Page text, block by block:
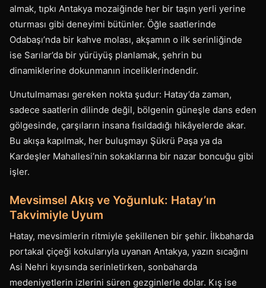
almak, tıpkı Antakya mozaiğinde her bir taşın yerli yerine
oturması gibi deneyimi bütünler. Öğle saatlerinde
Odabaşı’nda bir kahve molası, akşamın o ilk serinliğinde
ise Sarılar’da bir yürüyüş planlamak, şehrin bu
dinamiklerine dokunmanın inceliklerindendir.
Unutulmaması gereken nokta şudur: Hatay’da zaman,
sadece saatlerin dilinde değil, bölgenin güneşle dans eden
gölgesinde, çarşıların insana fısıldadığı hikâyelerde akar.
Bu akışa kapılmak, her buluşmayı Şükrü Paşa ya da
Kardeşler Mahallesi’nin sokaklarına bir nazar boncuğu gibi
işler.
Mevsimsel Akış ve Yoğunluk: Hatay’ın
Takvimiyle Uyum
Hatay, mevsimlerin ritmiyle şekillenen bir şehir. İlkbaharda
portakal çiçeği kokularıyla uyanan Antakya, yazın sıcağını
Asi Nehri kıyısında serinletirken, sonbaharda
medeniyetlerin izlerini süren gezginlerle dolar. Kış ise